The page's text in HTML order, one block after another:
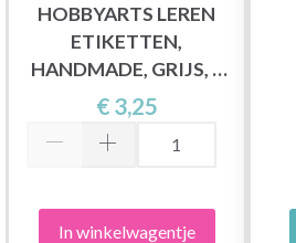
HOBBYARTS LEREN
ETIKETTEN,
HANDMADE, GRIJS, 5
STUKS
€ 3,25
In winkelwagentje